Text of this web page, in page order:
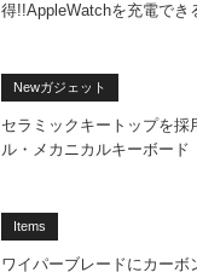
得!!AppleWatchを充電で
Newガジェット
セラミックキートップを採
ル・メカニカルキーボード
Items
ワイパーブレードにカーボ